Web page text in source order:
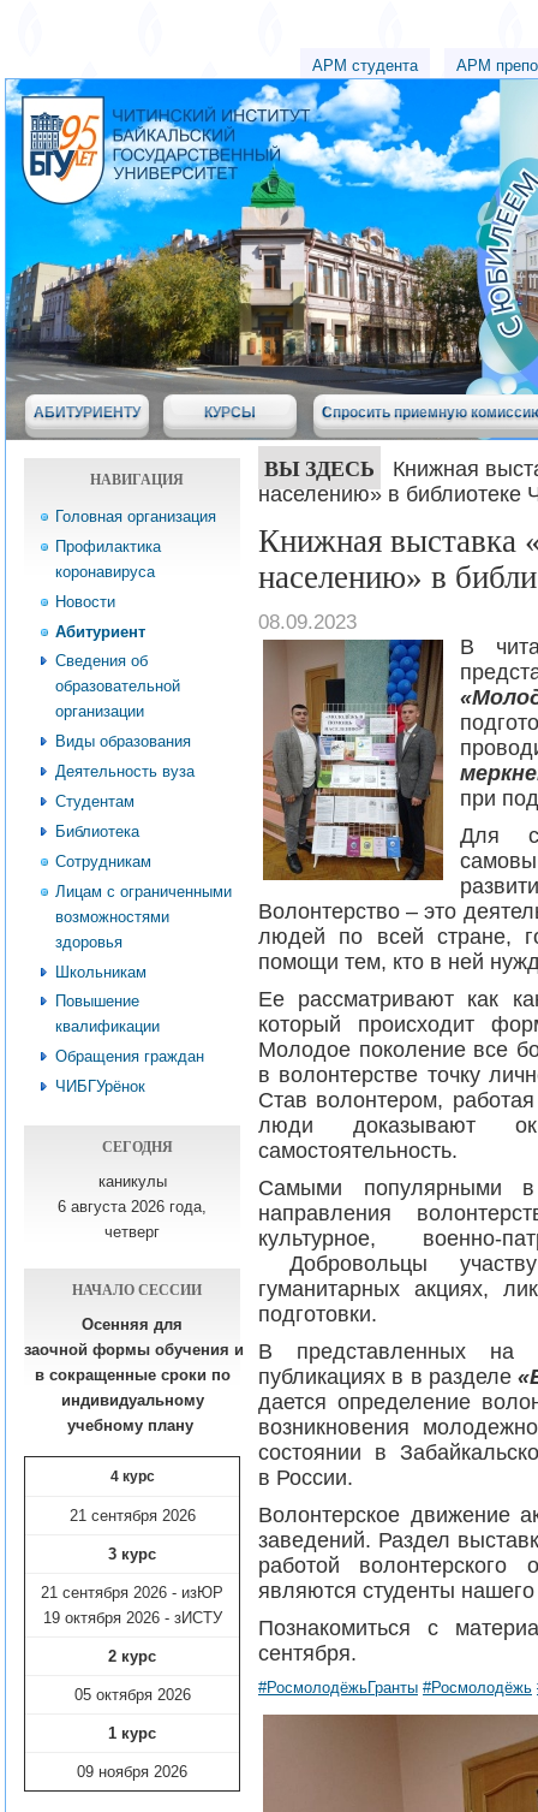
АРМ студента АРМ
АБИТУРИЕНТУ КУРСЫ Спросить приемную
НАВИГАЦИЯ
Головная организация
Профилактика
коронавируса
Новости
Абитуриент
Сведения об
образовательной
организации
Виды образования
Деятельность вуза
Студентам
Библиотека
Сотрудникам
Лицам с ограниченными
возможностями
здоровья
Школьникам
Повышение
квалификации
Обращения граждан
ЧИБГУрёнок
СЕГОДНЯ
каникулы
6 августа 2026 года,
четверг
НАЧАЛО СЕССИИ
Осенняя для
заочной формы обучения и
в сокращенные сроки по
индивидуальному
учебному плану​
4 курс
21 сентября 2026
3 курс
21 сентября 2026 - изЮР
19 октября 2026 - зИСТУ
2 курс
05 октября 2026
1 курс
09 ноября 2026
ВЫ ЗДЕСЬ
Книжная
населению» в библиотеке
Книжная
населению» в
08.09.2023
В
при
Для
Волонтерство – это
людей по всей стране,
помощи тем, кто в ней
Ее рассматривают как
который происходит
Молодое поколение все
в волонтерстве точку
Став волонтером,
люди доказывают
самостоятельность.
Самыми популярными в
направления
культурное, военно-
Добровольцы
гуманитарных акциях,
подготовки.
В представленных на
публикациях в в разделе
дается определение
возникновения
состоянии в
в России.
Волонтерское движение
заведений. Раздел
работой волонтерского
являются студенты
Познакомиться с
сентября.
#РосмолодёжьГранты #Росмолодёжь